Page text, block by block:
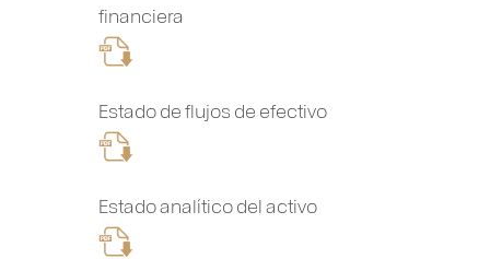
financiera
Estado de flujos de efectivo
Estado analítico del activo